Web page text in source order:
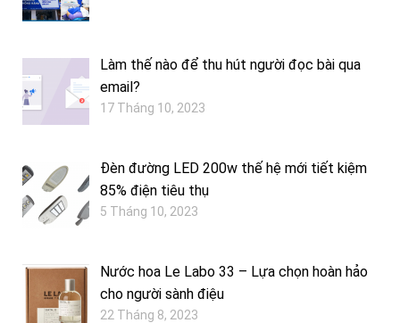
Làm thế nào để thu hút người đọc bài qua
email?
17 Tháng 10, 2023
Đèn đường LED 200w thế hệ mới tiết kiệm
85% điện tiêu thụ
5 Tháng 10, 2023
Nước hoa Le Labo 33 – Lựa chọn hoàn hảo
cho người sành điệu
22 Tháng 8, 2023